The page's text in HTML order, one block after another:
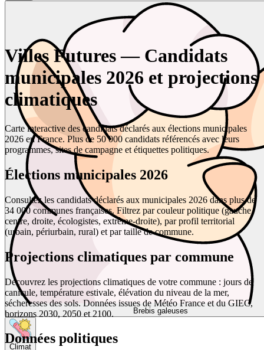
Brebis galeuses
Climat
Villes Futures — Candidats
municipales 2026 et projections
climatiques
Carte interactive des candidats déclarés aux élections municipales
2026 en France. Plus de 50 000 candidats référencés avec leurs
programmes, sites de campagne et étiquettes politiques.
Élections municipales 2026
Consultez les candidats déclarés aux municipales 2026 dans plus de
34 000 communes françaises. Filtrez par couleur politique (gauche,
centre, droite, écologistes, extrême-droite), par profil territorial
(urbain, périurbain, rural) et par taille de commune.
Projections climatiques par commune
Découvrez les projections climatiques de votre commune : jours de
canicule, température estivale, élévation du niveau de la mer,
sécheresses des sols. Données issues de Météo France et du GIEC,
horizons 2030, 2050 et 2100.
Données politiques